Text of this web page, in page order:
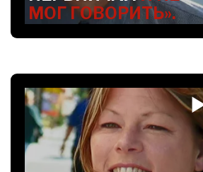
МОГ ГОВОРИТЬ».